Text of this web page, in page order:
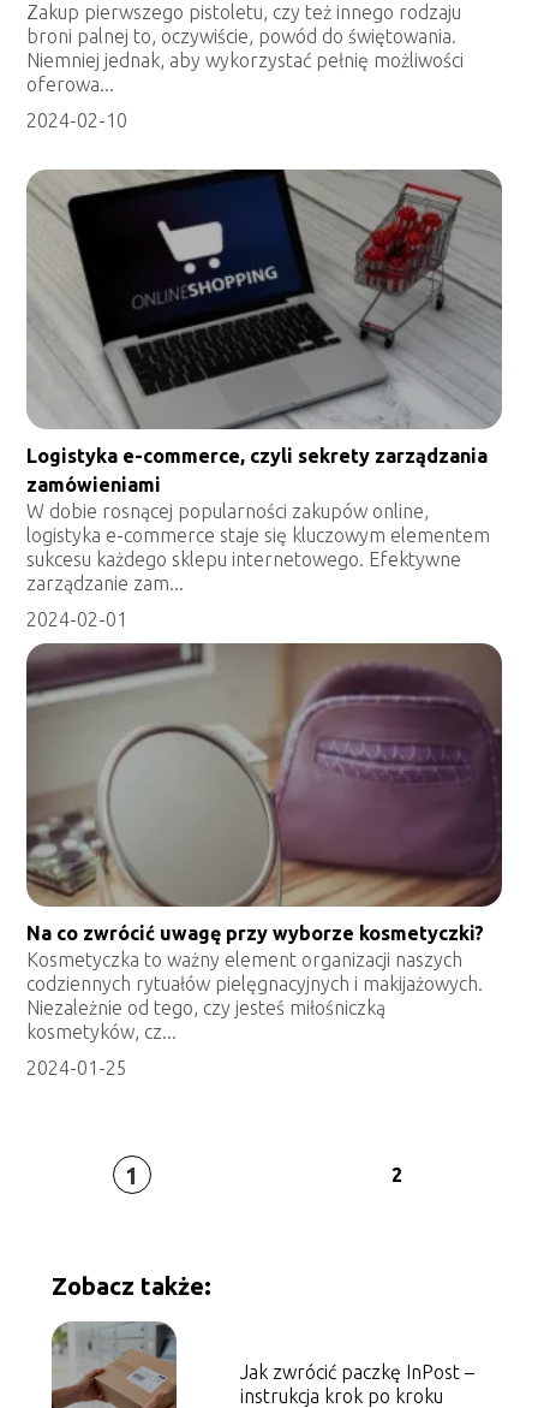
Zakup pierwszego pistoletu, czy też innego rodzaju
broni palnej to, oczywiście, powód do świętowania.
Niemniej jednak, aby wykorzystać pełnię możliwości
oferowa...
2024-02-10
Logistyka e-commerce, czyli sekrety zarządzania
zamówieniami
W dobie rosnącej popularności zakupów online,
logistyka e-commerce staje się kluczowym elementem
sukcesu każdego sklepu internetowego. Efektywne
zarządzanie zam...
2024-02-01
Na co zwrócić uwagę przy wyborze kosmetyczki?
Kosmetyczka to ważny element organizacji naszych
codziennych rytuałów pielęgnacyjnych i makijażowych.
Niezależnie od tego, czy jesteś miłośniczką
kosmetyków, cz...
2024-01-25
1 2
Zobacz także:
Jak zwrócić paczkę InPost –
instrukcja krok po kroku